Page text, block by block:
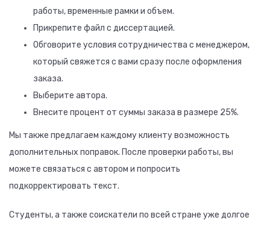
работы, временные рамки и объем.
Прикрепите файл с диссертацией.
Обговорите условия сотрудничества с менеджером,
который свяжется с вами сразу после оформления
заказа.
Выберите автора.
Внесите процент от суммы заказа в размере 25%.
Мы также предлагаем каждому клиенту возможность
дополнительных поправок. После проверки работы, вы
можете связаться с автором и попросить
подкорректировать текст.
Студенты, а также соискатели по всей стране уже долгое